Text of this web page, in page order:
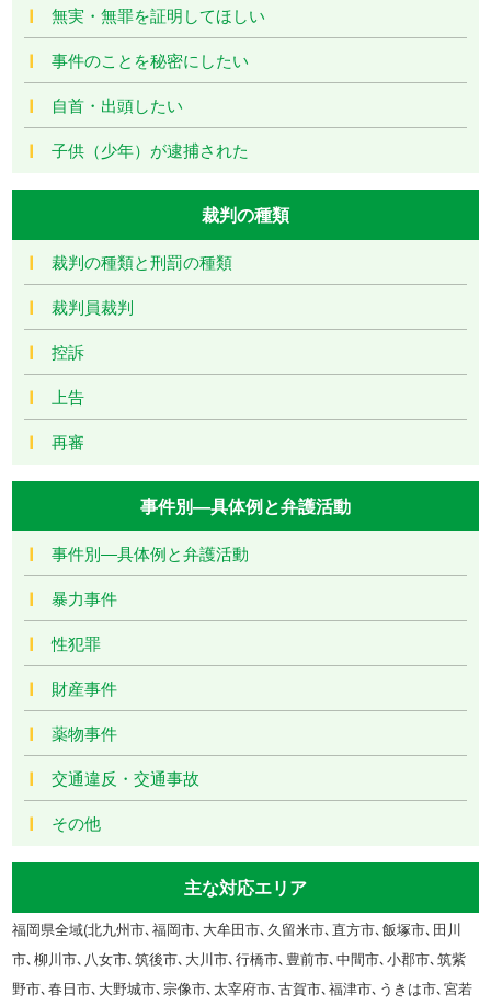
無実・無罪を証明してほしい
事件のことを秘密にしたい
自首・出頭したい
子供（少年）が逮捕された
裁判の種類
裁判の種類と刑罰の種類
裁判員裁判
控訴
上告
再審
事件別―具体例と弁護活動
事件別―具体例と弁護活動
暴力事件
性犯罪
財産事件
薬物事件
交通違反・交通事故
その他
主な対応エリア
福岡県全域(北九州市､福岡市､大牟田市､久留米市､直方市､飯塚市､田川
市､柳川市､八女市､筑後市､大川市､行橋市､豊前市､中間市､小郡市､筑紫
野市､春日市､大野城市､宗像市､太宰府市､古賀市､福津市､うきは市､宮若